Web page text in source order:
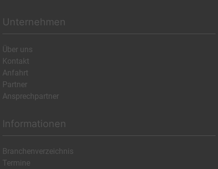
Unternehmen
Über uns
Kontakt
Anfahrt
Partner
Ansprechpartner
Informationen
Branchenverzeichnis
Termine